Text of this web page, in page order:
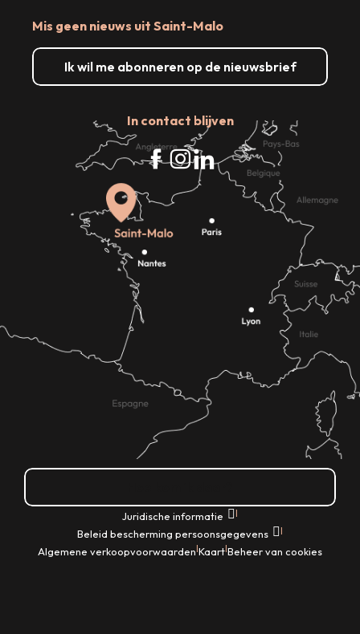
Mis geen nieuws uit Saint-Malo
Ik wil me abonneren op de nieuwsbrief
In contact blijven
Juridische informatie |
Beleid bescherming persoonsgegevens |
Algemene verkoopvoorwaarden|Kaart|Beheer van cookies